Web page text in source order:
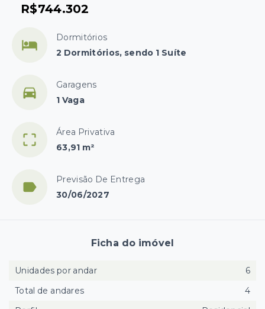
R$744.302
Dormitórios
2 Dormitórios, sendo 1 Suíte
Garagens
1 Vaga
Área Privativa
63,91 m²
Previsão De Entrega
30/06/2027
Ficha do imóvel
Unidades por andar
6
Total de andares
4